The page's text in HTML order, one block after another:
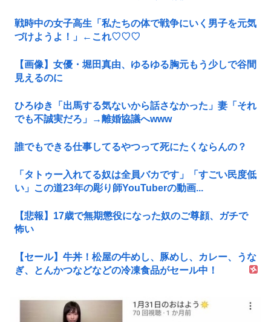
戦時中の女子高生「私たちの体で戦争にいく男子を元気
づけようよ！」←これ♡♡♡
【画像】女優・堀田真由、ゆるゆる胸元もう少しで谷間
見えるのに
ひろゆき「出馬する気ないから話さなかった」妻「それ
でも不誠実だろ」→離婚協議へwww
誰でもできる仕事してるやつって死にたくならんの？
「タトゥー入れてる奴は全員バカです」「すごい民度低
い」この道23年の彫り師YouTuberの動画...
【悲報】17歳で無期懲役になった奴のご尊顔、ガチで
怖い
【セール】牛丼！松屋の牛めし、豚めし、カレー、うな
ぎ、とんかつなどなどの冷凍食品がセール中！